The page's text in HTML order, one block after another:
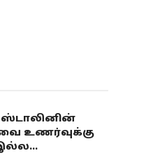
ஸ்டாலினின்
உணர்வுக்கு